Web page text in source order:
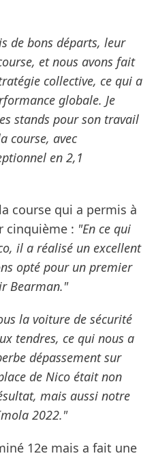
de bons départs, leur
et nous avons fait
collective, ce qui a
globale. Je
stands pour son travail
course, avec
en 2,1
course qui a permis à
cinquième : "En ce qui
il a réalisé un excellent
opté pour un premier
Bearman."
la voiture de sécurité
tendres, ce qui nous a
dépassement sur
de Nico était non
mais aussi notre
2022."
12e mais a fait une